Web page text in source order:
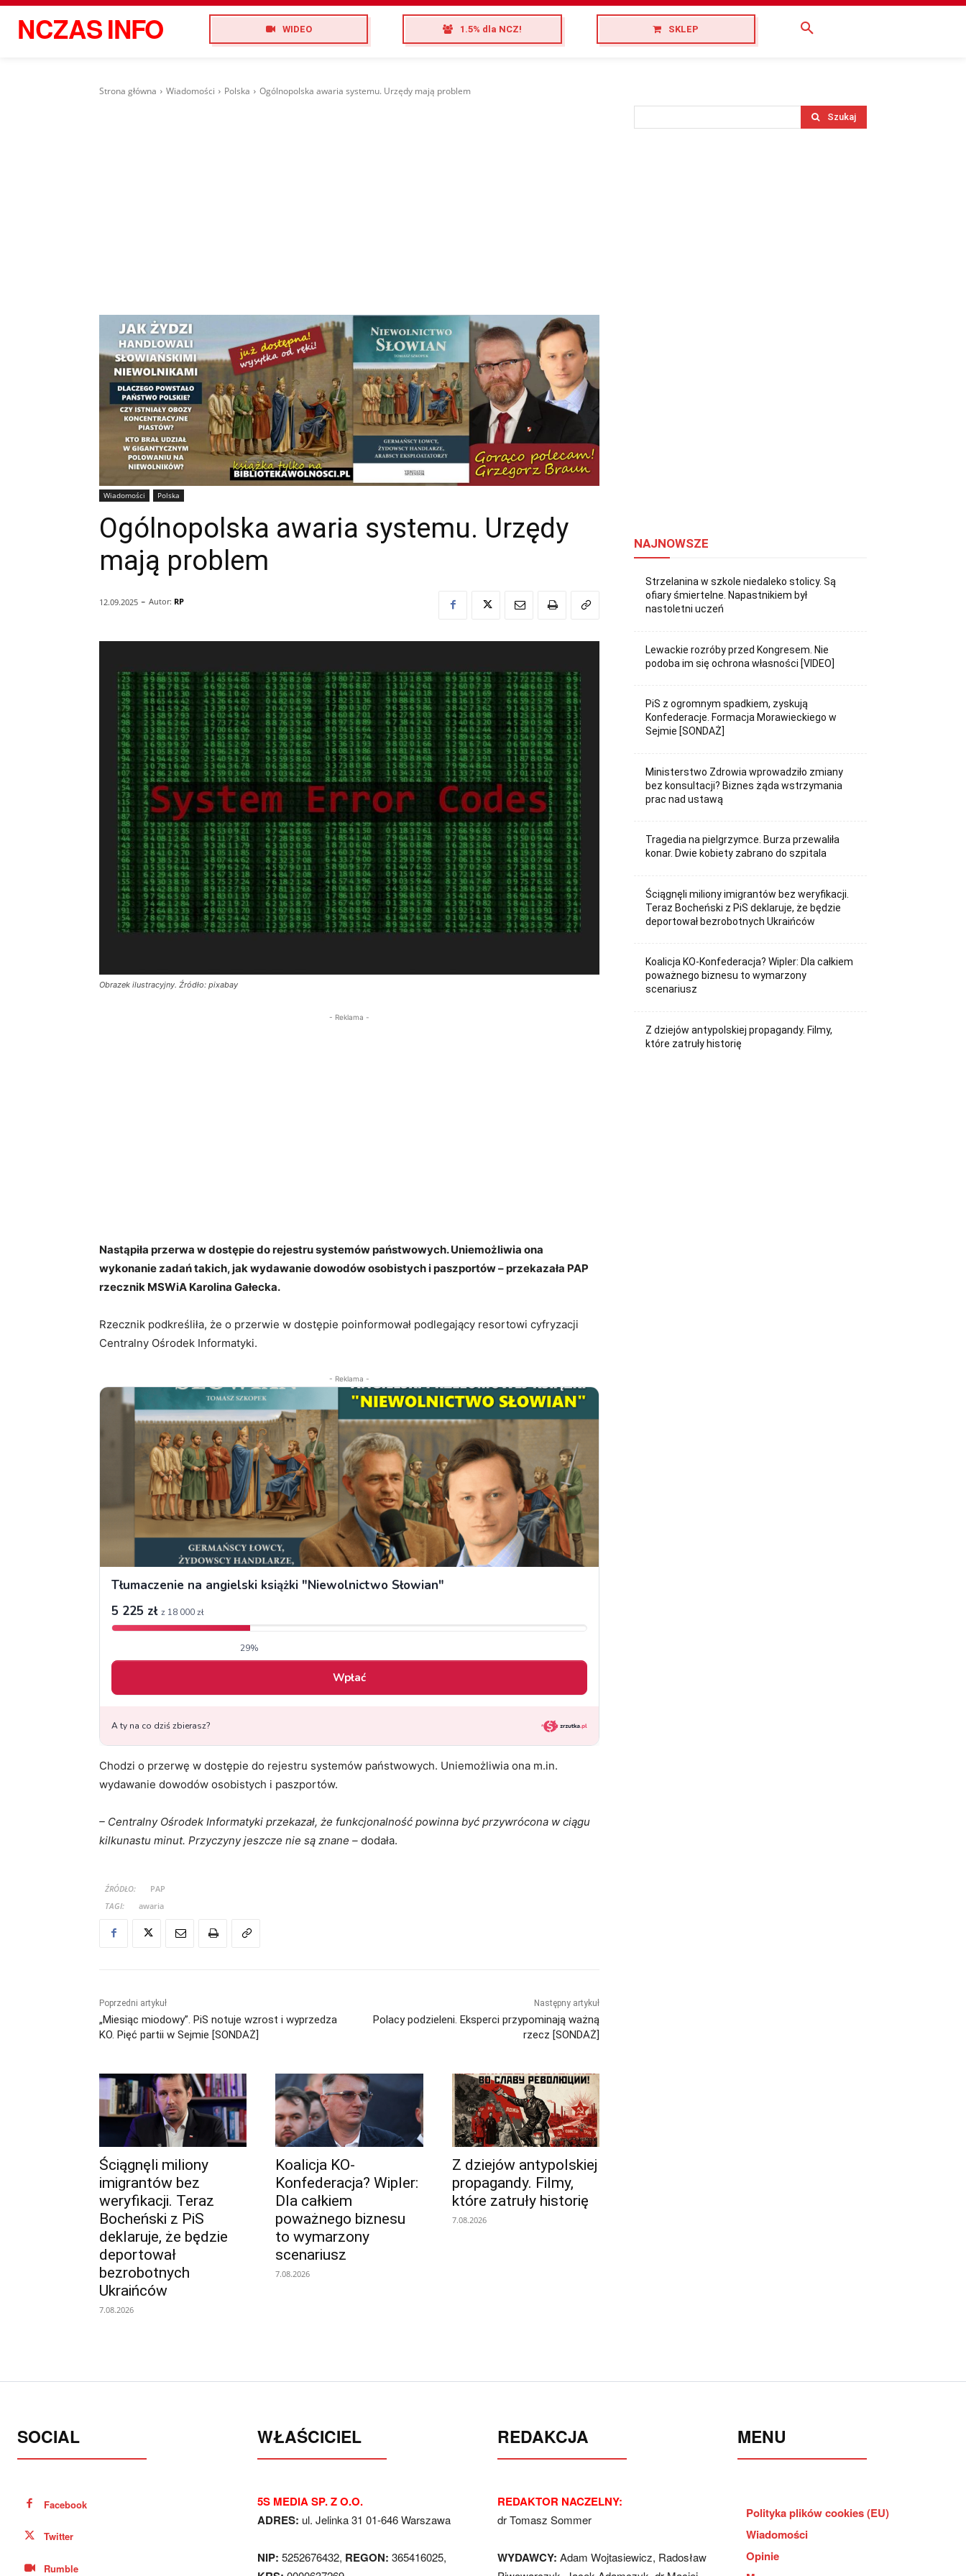
NCZASINFO WIDEO 1.5% dla NCZ! SKLEP
Strona główna Wiadomości Polska Ogólnopolska awaria systemu. Urzędy mają problem
Wiadomości Polska
Ogólnopolska awaria systemu. Urzędy
mają problem
12.09.2025 - Autor: RP
Obrazek ilustracyjny. Źródło: pixabay
- Reklama -
Nastąpiła przerwa w dostępie do rejestru systemów państwowych. Uniemożliwia ona
wykonanie zadań takich, jak wydawanie dowodów osobistych i paszportów – przekazała PAP
rzecznik MSWiA Karolina Gałecka.
Rzecznik podkreśliła, że o przerwie w dostępie poinformował podlegający resortowi cyfryzacji
Centralny Ośrodek Informatyki.
- Reklama -
Chodzi o przerwę w dostępie do rejestru systemów państwowych. Uniemożliwia ona m.in.
wydawanie dowodów osobistych i paszportów.
– Centralny Ośrodek Informatyki przekazał, że funkcjonalność powinna być przywrócona w ciągu
kilkunastu minut. Przyczyny jeszcze nie są znane – dodała.
ŹRÓDŁO:
PAP
TAGI:
awaria
Poprzedni artykuł
„Miesiąc miodowy”. PiS notuje wzrost i wyprzedza
KO. Pięć partii w Sejmie [SONDAŻ]
Następny artykuł
Polacy podzieleni. Eksperci przypominają ważną
rzecz [SONDAŻ]
Ściągnęli miliony
imigrantów bez
weryfikacji. Teraz
Bocheński z PiS
deklaruje, że będzie
deportował
bezrobotnych
Ukraińców
7.08.2026
Koalicja KO-
Konfederacja? Wipler:
Dla całkiem
poważnego biznesu
to wymarzony
scenariusz
7.08.2026
Z dziejów antypolskiej
propagandy. Filmy,
które zatruły historię
7.08.2026
Szukaj
NAJNOWSZE
Strzelanina w szkole niedaleko stolicy. Są
ofiary śmiertelne. Napastnikiem był
nastoletni uczeń
Lewackie rozróby przed Kongresem. Nie
podoba im się ochrona własności [VIDEO]
PiS z ogromnym spadkiem, zyskują
Konfederacje. Formacja Morawieckiego w
Sejmie [SONDAŻ]
Ministerstwo Zdrowia wprowadziło zmiany
bez konsultacji? Biznes żąda wstrzymania
prac nad ustawą
Tragedia na pielgrzymce. Burza przewaliła
konar. Dwie kobiety zabrano do szpitala
Ściągnęli miliony imigrantów bez weryfikacji.
Teraz Bocheński z PiS deklaruje, że będzie
deportował bezrobotnych Ukraińców
Koalicja KO-Konfederacja? Wipler: Dla całkiem
poważnego biznesu to wymarzony
scenariusz
Z dziejów antypolskiej propagandy. Filmy,
które zatruły historię
SOCIAL
Facebook
Twitter
Rumble
WŁAŚCICIEL
5S MEDIA SP. Z O.O.
ADRES: ul. Jelinka 31 01-646 Warszawa
NIP: 5252676432, REGON: 365416025,
REDAKCJA
REDAKTOR NACZELNY:
dr Tomasz Sommer
WYDAWCY: Adam Wojtasiewicz, Radosław
MENU
Polityka plików cookies (EU)
Wiadomości
Opinie